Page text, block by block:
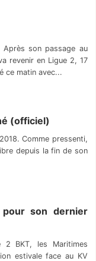
son passage au
revenir en Ligue 2, 17
ce matin avec...
(officiel)
Comme pressenti,
depuis la fin de son
pour son dernier
BKT, les Maritimes
estivale face au KV